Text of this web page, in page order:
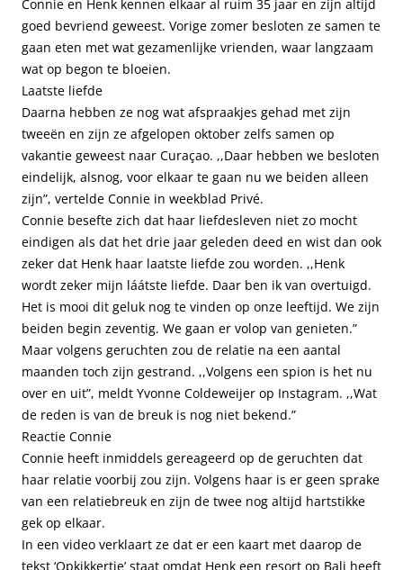
Connie en Henk kennen elkaar al ruim 35 jaar en zijn altijd
goed bevriend geweest. Vorige zomer besloten ze samen te
gaan eten met wat gezamenlijke vrienden, waar langzaam
wat op begon te bloeien.
Laatste liefde
Daarna hebben ze nog wat afspraakjes gehad met zijn
tweeën en zijn ze afgelopen oktober zelfs samen op
vakantie geweest naar Curaçao. ,,Daar hebben we besloten
eindelijk, alsnog, voor elkaar te gaan nu we beiden alleen
zijn”, vertelde Connie in weekblad Privé.
Connie besefte zich dat haar liefdesleven niet zo mocht
eindigen als dat het drie jaar geleden deed en wist dan ook
zeker dat Henk haar laatste liefde zou worden. ,,Henk
wordt zeker mijn láátste liefde. Daar ben ik van overtuigd.
Het is mooi dit geluk nog te vinden op onze leeftijd. We zijn
beiden begin zeventig. We gaan er volop van genieten.”
Maar volgens geruchten zou de relatie na een aantal
maanden toch zijn gestrand. ,,Volgens een spion is het nu
over en uit”, meldt Yvonne Coldeweijer op Instagram. ,,Wat
de reden is van de breuk is nog niet bekend.”
Reactie Connie
Connie heeft inmiddels gereageerd op de geruchten dat
haar relatie voorbij zou zijn. Volgens haar is er geen sprake
van een relatiebreuk en zijn de twee nog altijd hartstikke
gek op elkaar.
In een video verklaart ze dat er een kaart met daarop de
tekst ‘Opkikkertje’ staat omdat Henk een resort op Bali heeft